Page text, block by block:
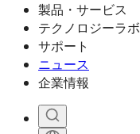
製品・サービス
テクノロジーラボ
サポート
ニュース
企業情報